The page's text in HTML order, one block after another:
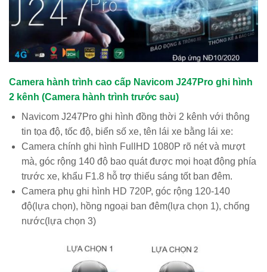
Camera hành trình cao cấp Navicom J247Pro ghi hình
2 kênh (Camera hành trình trước sau)
Navicom J247Pro ghi hình đồng thời 2 kênh với thông
tin tọa độ, tốc độ, biển số xe, tên lái xe bằng lái xe:
Camera chính ghi hình FullHD 1080P rõ nét và mượt
mà, góc rộng 140 độ bao quát được mọi hoạt động phía
trước xe, khẩu F1.8 hỗ trợ thiếu sáng tốt ban đêm.
Camera phụ ghi hình HD 720P, góc rộng 120-140
độ(lựa chọn), hồng ngoại ban đêm(lựa chọn 1), chống
nước(lựa chọn 3)